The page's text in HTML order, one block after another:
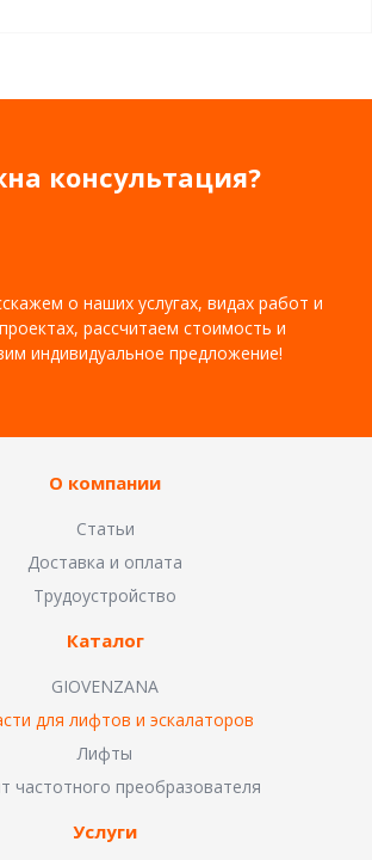
консультация?
о наших услугах, видах работ и
рассчитаем стоимость и
индивидуальное предложение!
О компании
Статьи
Доставка и оплата
Трудоустройство
Каталог
GIOVENZANA
для лифтов и эскалаторов
Лифты
частотного преобразователя
Услуги